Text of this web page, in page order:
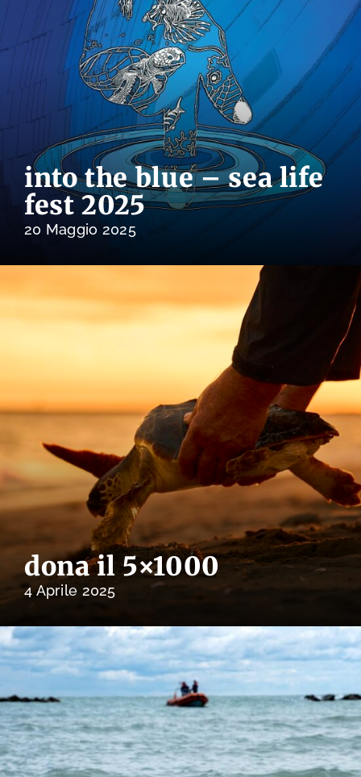
into the blue – sea life
fest 2025
20 Maggio 2025
dona il 5×1000
4 Aprile 2025